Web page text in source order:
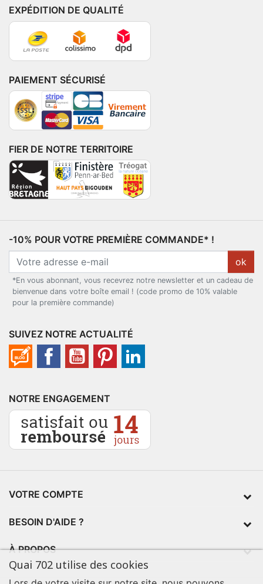
EXPÉDITION DE QUALITÉ
PAIEMENT SÉCURISÉ
FIER DE NOTRE TERRITOIRE
-10% POUR VOTRE PREMIÈRE COMMANDE* !
ok
*En vous abonnant, vous recevrez notre newsletter et un cadeau de
bienvenue dans votre boîte email ! (code promo de 10% valable
pour la première commande)
SUIVEZ NOTRE ACTUALITÉ
NOTRE ENGAGEMENT
VOTRE COMPTE
BESOIN D'AIDE ?
À PROPOS
Quai 702 utilise des cookies